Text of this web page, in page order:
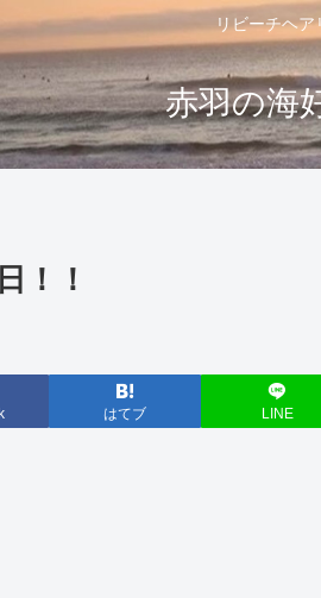
リビーチヘア
赤羽の海
！！
はてブ LINE